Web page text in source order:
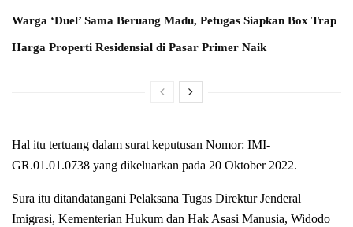
Warga ‘Duel’ Sama Beruang Madu, Petugas Siapkan Box Trap
Harga Properti Residensial di Pasar Primer Naik
Hal itu tertuang dalam surat keputusan Nomor: IMI-
GR.01.01.0738 yang dikeluarkan pada 20 Oktober 2022.
Sura itu ditandatangani Pelaksana Tugas Direktur Jenderal
Imigrasi, Kementerian Hukum dan Hak Asasi Manusia, Widodo